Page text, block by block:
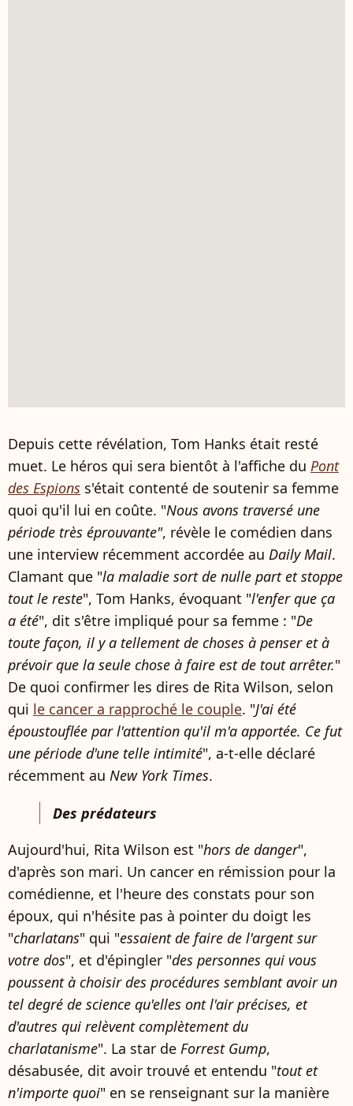
Depuis cette révélation, Tom Hanks était resté
muet. Le héros qui sera bientôt à l'affiche du Pont
des Espions s'était contenté de soutenir sa femme
quoi qu'il lui en coûte. "Nous avons traversé une
période très éprouvante", révèle le comédien dans
une interview récemment accordée au Daily Mail.
Clamant que "la maladie sort de nulle part et stoppe
tout le reste", Tom Hanks, évoquant "l'enfer que ça
a été", dit s'être impliqué pour sa femme : "De
toute façon, il y a tellement de choses à penser et à
prévoir que la seule chose à faire est de tout arrêter."
De quoi confirmer les dires de Rita Wilson, selon
qui le cancer a rapproché le couple. "J'ai été
époustouflée par l'attention qu'il m'a apportée. Ce fut
une période d'une telle intimité", a-t-elle déclaré
récemment au New York Times.
Des prédateurs
Aujourd'hui, Rita Wilson est "hors de danger",
d'après son mari. Un cancer en rémission pour la
comédienne, et l'heure des constats pour son
époux, qui n'hésite pas à pointer du doigt les
"charlatans" qui "essaient de faire de l'argent sur
votre dos", et d'épingler "des personnes qui vous
poussent à choisir des procédures semblant avoir un
tel degré de science qu'elles ont l'air précises, et
d'autres qui relèvent complètement du
charlatanisme". La star de Forrest Gump,
désabusée, dit avoir trouvé et entendu "tout et
n'importe quoi" en se renseignant sur la manière